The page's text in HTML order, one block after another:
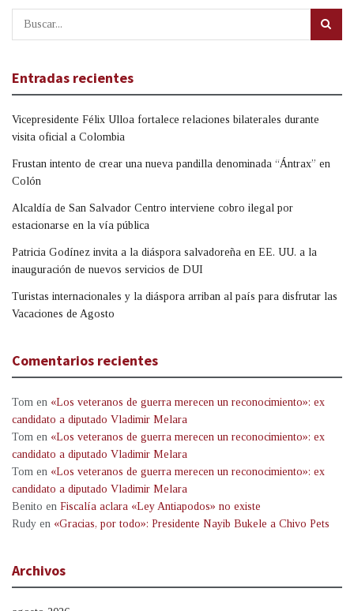
Entradas recientes
Vicepresidente Félix Ulloa fortalece relaciones bilaterales durante
visita oficial a Colombia
Frustan intento de crear una nueva pandilla denominada “Ántrax” en
Colón
Alcaldía de San Salvador Centro interviene cobro ilegal por
estacionarse en la vía pública
Patricia Godínez invita a la diáspora salvadoreña en EE. UU. a la
inauguración de nuevos servicios de DUI
Turistas internacionales y la diáspora arriban al país para disfrutar las
Vacaciones de Agosto
Comentarios recientes
Tom en «Los veteranos de guerra merecen un reconocimiento»: ex
candidato a diputado Vladimir Melara
Tom en «Los veteranos de guerra merecen un reconocimiento»: ex
candidato a diputado Vladimir Melara
Tom en «Los veteranos de guerra merecen un reconocimiento»: ex
candidato a diputado Vladimir Melara
Benito en Fiscalía aclara «Ley Antiapodos» no existe
Rudy en «Gracias, por todo»: Presidente Nayib Bukele a Chivo Pets
Archivos